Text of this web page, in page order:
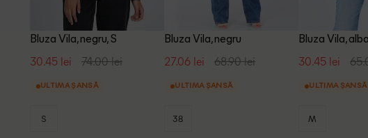
Bluza Vila, negru, S
30.45 lei 74.00 lei
ULTIMA ȘANSĂ
S
Bluza Vila, negru
27.06 lei 68.90 lei
ULTIMA ȘANSĂ
38
Bluza Vila,
30.45 lei
ULTIMA ȘANSĂ
M